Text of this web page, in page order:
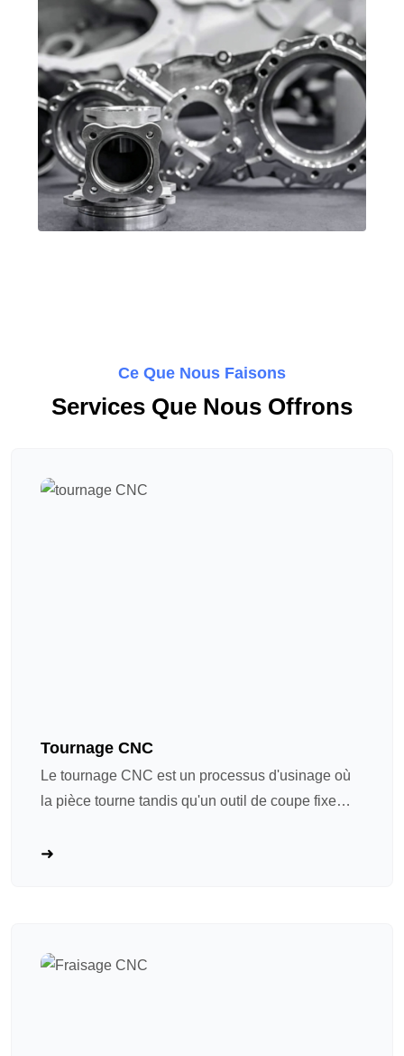
Ce Que Nous Faisons
Services Que Nous Offrons
Tournage CNC
Le tournage CNC est un processus d'usinage où
la pièce tourne tandis qu'un outil de coupe fixe
tour de poterie avancé » : l’axe tourne la pièce à
dans l'usinage de matériel de précision en raison